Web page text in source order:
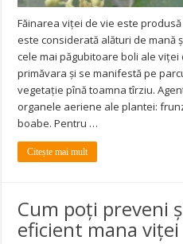
Făinarea viţei de vie este
este considerată alături de mană
cele mai păgubitoare boli ale viţei
primăvara şi se manifestă pe
vegetaţie pînă toamna tîrziu.
organele aeriene ale plantei:
boabe. Pentru …
Citește mai mult
Cum poți preveni
eficient mana viței